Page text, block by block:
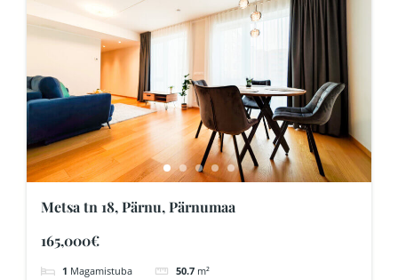
Metsa tn 18, Pärnu, Pärnumaa
165,000€
1 Magamistuba 50.7 m²